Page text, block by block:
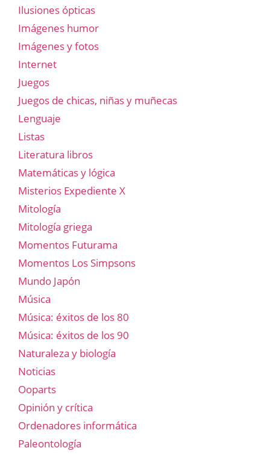
Ilusiones ópticas
Imágenes humor
Imágenes y fotos
Internet
Juegos
Juegos de chicas, niñas y muñecas
Lenguaje
Listas
Literatura libros
Matemáticas y lógica
Misterios Expediente X
Mitología
Mitología griega
Momentos Futurama
Momentos Los Simpsons
Mundo Japón
Música
Música: éxitos de los 80
Música: éxitos de los 90
Naturaleza y biología
Noticias
Ooparts
Opinión y crítica
Ordenadores informática
Paleontología